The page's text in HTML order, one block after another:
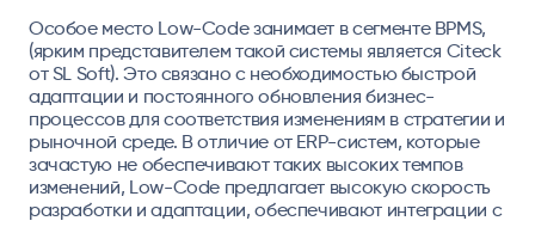
Особое место Low-Code занимает в сегменте BPMS,
(ярким представителем такой системы является Citeck
от SL Soft). Это связано с необходимостью быстрой
адаптации и постоянного обновления бизнес-
процессов для соответствия изменениям в стратегии и
рыночной среде. В отличие от ERP-систем, которые
зачастую не обеспечивают таких высоких темпов
изменений, Low-Code предлагает высокую скорость
разработки и адаптации, обеспечивают интеграции с